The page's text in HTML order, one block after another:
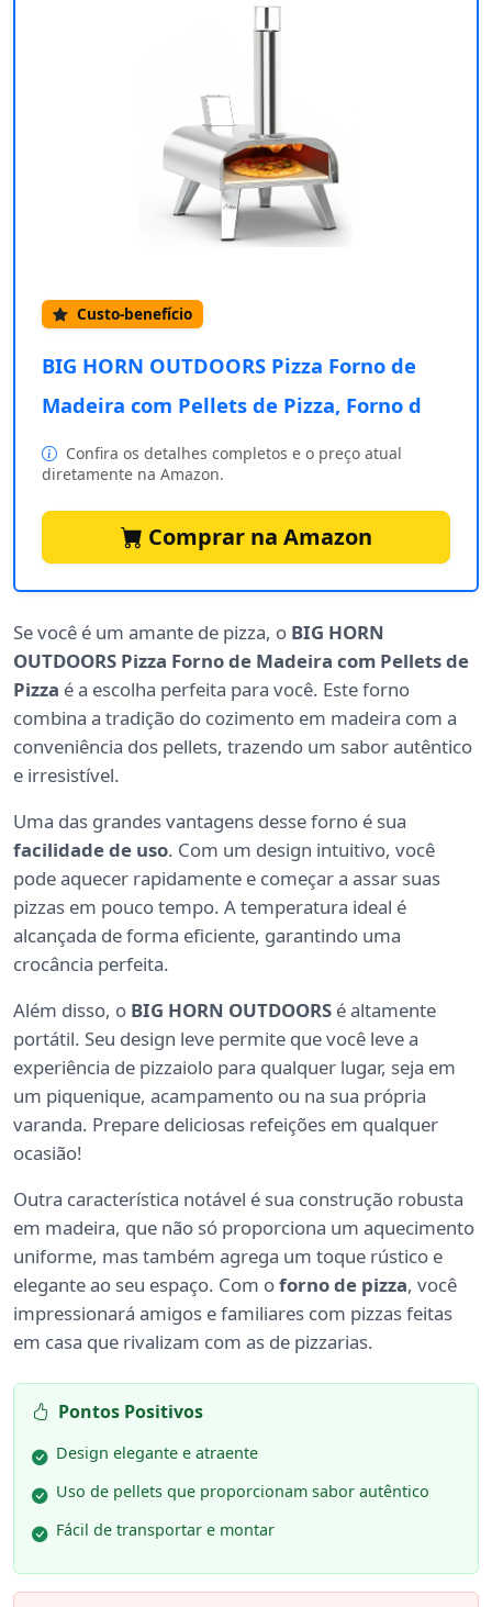
Custo-benefício
BIG HORN OUTDOORS Pizza Forno de
Madeira com Pellets de Pizza, Forno d
Confira os detalhes completos e o preço atual
diretamente na Amazon.
Comprar na Amazon
Se você é um amante de pizza, o BIG HORN
OUTDOORS Pizza Forno de Madeira com Pellets de
Pizza é a escolha perfeita para você. Este forno
combina a tradição do cozimento em madeira com a
conveniência dos pellets, trazendo um sabor autêntico
e irresistível.
Uma das grandes vantagens desse forno é sua
facilidade de uso. Com um design intuitivo, você
pode aquecer rapidamente e começar a assar suas
pizzas em pouco tempo. A temperatura ideal é
alcançada de forma eficiente, garantindo uma
crocância perfeita.
Além disso, o BIG HORN OUTDOORS é altamente
portátil. Seu design leve permite que você leve a
experiência de pizzaiolo para qualquer lugar, seja em
um piquenique, acampamento ou na sua própria
varanda. Prepare deliciosas refeições em qualquer
ocasião!
Outra característica notável é sua construção robusta
em madeira, que não só proporciona um aquecimento
uniforme, mas também agrega um toque rústico e
elegante ao seu espaço. Com oforno de pizza, você
impressionará amigos e familiares com pizzas feitas
em casa que rivalizam com as de pizzarias.
Pontos Positivos
Design elegante e atraente
Uso de pellets que proporcionam sabor autêntico
Fácil de transportar e montar